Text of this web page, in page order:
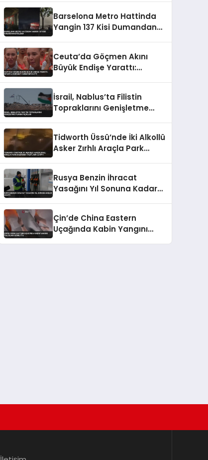
Barselona Metro Hattinda
Yangin 137 Kisi Dumandan
Ceuta’da Göçmen Akını
Büyük Endişe Yarattı:
İsrail, Nablus’ta Filistin
Topraklarını Genişletme
Tidworth Üssü’nde İki Alkollü
Asker Zırhlı Araçla Park
Rusya Benzin İhracat
Yasağını Yıl Sonuna Kadar
Çin’de China Eastern
Uçağında Kabin Yangını